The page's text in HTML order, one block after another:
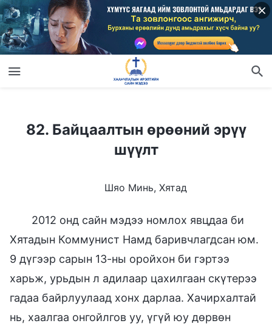
82. Байцаалтын өрөөний эрүү шүүлт
82. Байцаалтын өрөөний эрүү
шүүлт
Шяо Минь, Хятад
2012 онд сайн мэдээ номлох явцдаа би
Хятадын Коммунист Намд баривчлагдсан юм.
9 дүгээр сарын 13-ны оройхон би гэртээ
харьж, урьдын л адилаар цахилгаан скүтерээ
гадаа байрлуулаад хонх дарлаа. Хачирхалтай
нь, хаалгаа онгойлгов уу, үгүй юу дөрвөн